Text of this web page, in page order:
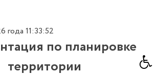
года 11:33:53
по планировке
территории